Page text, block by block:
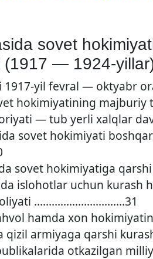
sovet
(1917 — 1924-
1917-yil fevral — oktyabr
hokimiyatining
— tub yerli xalqlar
sovet hokimiyati
sovet hokimiyatiga
islohotlar uchun kurash
………………………….31
hamda xon
qizil armiyaga qarshi
otkazilgan